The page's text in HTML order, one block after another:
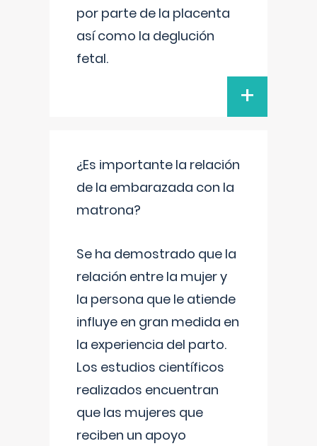
por parte de la placenta
así como la deglución
fetal.
+
¿Es importante la relación
de la embarazada con la
matrona?
Se ha demostrado que la
relación entre la mujer y
la persona que le atiende
influye en gran medida en
la experiencia del parto.
Los estudios científicos
realizados encuentran
que las mujeres que
reciben un apoyo